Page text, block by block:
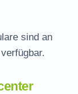
sind an